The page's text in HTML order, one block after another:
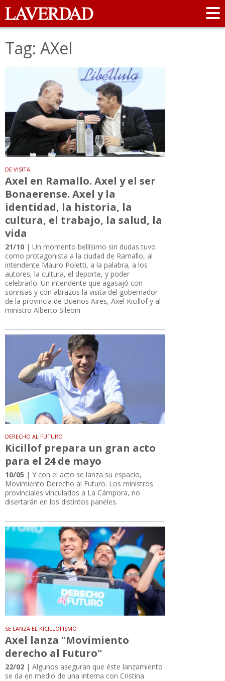
Tag: AXel
DE VISITA
Axel en Ramallo. Axel y el ser
Bonaerense. Axel y la
identidad, la historia, la
cultura, el trabajo, la salud, la
vida
21/10 | Un momento bellísimo sin dudas tuvo
como protagonista a la ciudad de Ramallo, al
intendente Mauro Poletti, a la palabra, a los
autores, la cultura, el deporte, y poder
celebrarlo. Un intendente que agasajó con
sonrisas y con abrazos la visita del gobernador
de la provincia de Buenos Aires, Axel Kicillof y al
ministro Alberto Sileoni
DERECHO AL FUTURO
Kicillof prepara un gran acto
para el 24 de mayo
10/05 | Y con el acto se lanza su espacio,
Movimiento Derecho al Futuro. Los ministros
provinciales vinculados a La Cámpora, no
disertarán en los distintos paneles.
SE LANZA EL KICILLOFISMO
Axel lanza "Movimiento
derecho al Futuro"
22/02 | Algunos aseguran que éste lanzamiento
se da en medio de una interna con Cristina